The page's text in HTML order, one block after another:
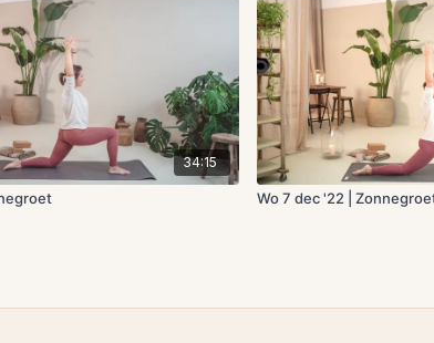
34:15
Wo 7 dec '22 |